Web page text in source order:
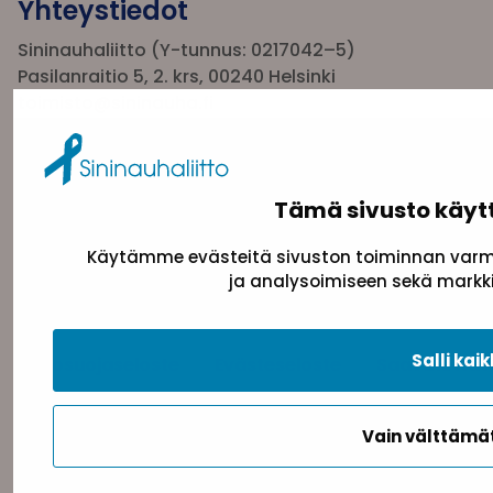
Tämä sivusto
Käytämme evästeitä sivuston toiminnan
ja analysoimiseen sekä
Vain
Salli
Yhteystiedot
Sininauhaliitto (Y-tunnus: 0217042–5)
Pasilanraitio 5, 2. krs, 00240 Helsinki